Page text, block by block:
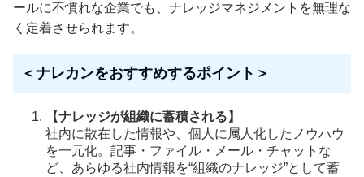
ールに不慣れな企業でも、ナレッジマネジメントを無理な
く定着させられます。
＜ナレカンをおすすめするポイント＞
【ナレッジが組織に蓄積される】
社内に散在した情報や、個人に属人化したノウハウ
を一元化。記事・ファイル・メール・チャットな
ど、あらゆる社内情報を“組織のナレッジ”として蓄